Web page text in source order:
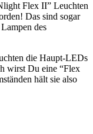
Flex II” Leuchten
Das sind sogar
des
die Haupt-LEDs
wirst Du eine “Flex
hält sie also